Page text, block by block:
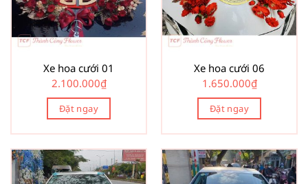
Xe hoa cưới 01
2.100.000₫
Đặt ngay
Xe hoa cưới 06
1.650.000₫
Đặt ngay